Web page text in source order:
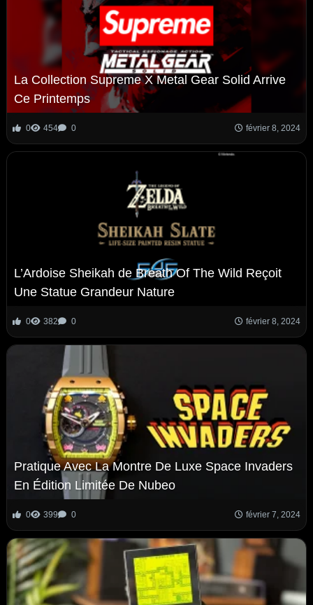
La Collection Supreme X Metal Gear Solid Arrive
Ce Printemps
0 454 0 février 8, 2024
L’Ardoise Sheikah de Breath Of The Wild Reçoit
Une Statue Grandeur Nature
0 382 0 février 8, 2024
Pratique Avec La Montre De Luxe Space Invaders
En Édition Limitée De Nubeo
0 399 0 février 7, 2024